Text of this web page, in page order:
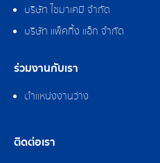
บริษัท ไซมาเคมี จำกัด
บริษัท แพ็คกิ้ง แอ็ก จำกัด
ร่วมงานกับเรา
ตำแหน่งงานว่าง
ติดต่อเรา